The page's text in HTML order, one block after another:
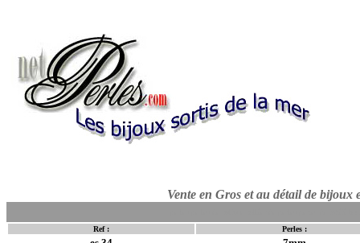
Vente en Gros et au détail de bijoux
Ref :
Perles :